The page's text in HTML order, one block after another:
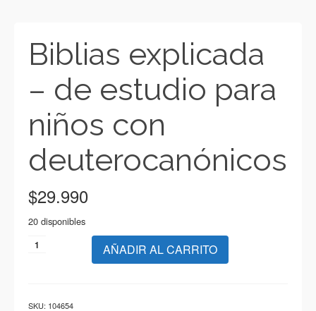
Biblias explicada
– de estudio para
niños con
deuterocanónicos
$29.990
20 disponibles
Biblias
AÑADIR AL CARRITO
SKU: 104654